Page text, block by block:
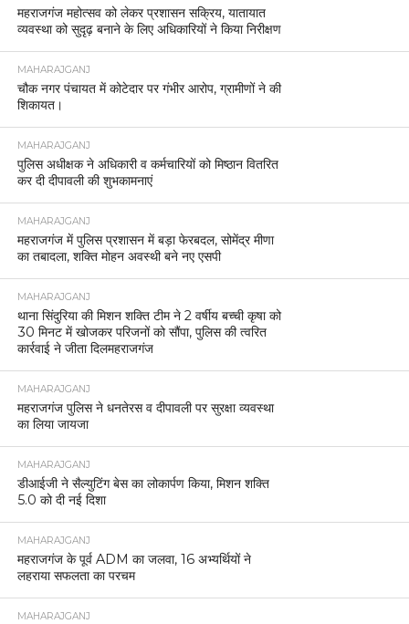
महराजगंज महोत्सव को लेकर प्रशासन सक्रिय, यातायात
व्यवस्था को सुदृढ़ बनाने के लिए अधिकारियों ने किया निरीक्षण
MAHARAJGANJ
चौक नगर पंचायत में कोटेदार पर गंभीर आरोप, ग्रामीणों ने की
शिकायत।
MAHARAJGANJ
पुलिस अधीक्षक ने अधिकारी व कर्मचारियों को मिष्ठान वितरित
कर दी दीपावली की शुभकामनाएं
MAHARAJGANJ
महराजगंज में पुलिस प्रशासन में बड़ा फेरबदल, सोमेंद्र मीणा
का तबादला, शक्ति मोहन अवस्थी बने नए एसपी
MAHARAJGANJ
थाना सिंदुरिया की मिशन शक्ति टीम ने 2 वर्षीय बच्ची कृषा को
30 मिनट में खोजकर परिजनों को सौंपा, पुलिस की त्वरित
कार्रवाई ने जीता दिलमहराजगंज
MAHARAJGANJ
महराजगंज पुलिस ने धनतेरस व दीपावली पर सुरक्षा व्यवस्था
का लिया जायजा
MAHARAJGANJ
डीआईजी ने सैल्युटिंग बेस का लोकार्पण किया, मिशन शक्ति
5.0 को दी नई दिशा
MAHARAJGANJ
महराजगंज के पूर्व ADM का जलवा, 16 अभ्यर्थियों ने
लहराया सफलता का परचम
MAHARAJGANJ